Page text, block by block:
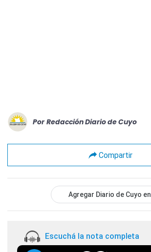
Por Redacción Diario de Cuyo
Compartir
Agregar Diario de Cuyo en
Escuchá la nota completa